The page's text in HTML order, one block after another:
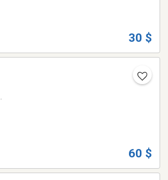
30 $
60 $